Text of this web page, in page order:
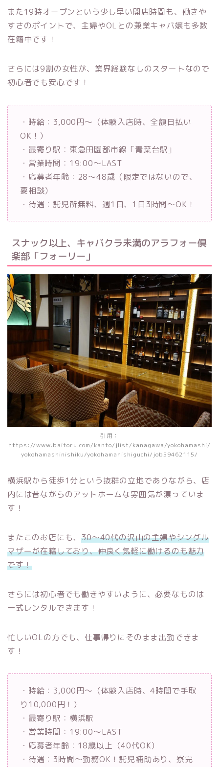
また19時オープンという少し早い開店時間も、働きや
すさのポイントで、主婦やOLとの兼業キャバ嬢も多数
在籍中です！
さらには9割の女性が、業界経験なしのスタートなので
初心者でも安心です！
・時給：3,000円～（体験入店時、全額日払い
OK！）
・最寄り駅：東急田園都市線「青葉台駅」
・営業時間：19:00～LAST
・応募者年齢：28～48歳（限定ではないので、
要相談）
・待遇：託児所無料、週1日、1日3時間～OK！
スナック以上、キャバクラ未満のアラフォー倶
楽部「フォーリー」
引用：
https://www.baitoru.com/kanto/jlist/kanagawa/yokohamashi/
yokohamashinishiku/yokohamanishiguchi/job59462115/
横浜駅から徒歩1分という抜群の立地でありながら、店
内には昔ながらのアットホームな雰囲気が漂っていま
す！
またこのお店にも、30～40代の沢山の主婦やシングル
マザーが在籍しており、仲良く気軽に働けるのも魅力
です！
さらには初心者でも働きやすいように、必要なものは
一式レンタルできます！
忙しいOLの方でも、仕事帰りにそのまま出勤できま
す！
・時給：3,000円～（体験入店時、4時間で手取
り10,000円！）
・最寄り駅：横浜駅
・営業時間：19:00～LAST
・応募者年齢：18歳以上（40代OK）
・待遇：3時間～勤務OK！託児補助あり、寮完